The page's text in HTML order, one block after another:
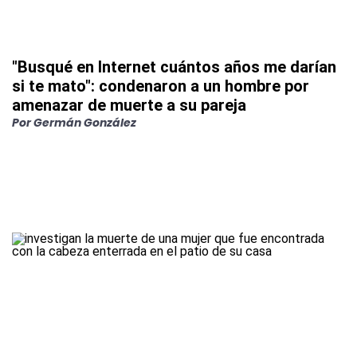
"Busqué en Internet cuántos años me darían
si te mato": condenaron a un hombre por
amenazar de muerte a su pareja
PorGermán González